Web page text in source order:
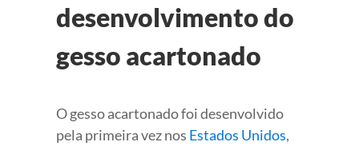
desenvolvimento do
gesso acartonado
O gesso acartonado foi desenvolvido
pela primeira vez nos Estados Unidos,